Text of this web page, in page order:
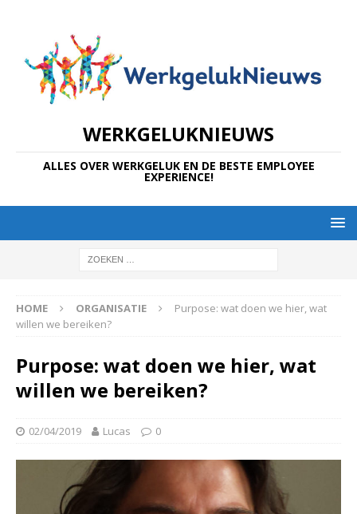
WERKGELUKNIEUWS
ALLES OVER WERKGELUK EN DE BESTE EMPLOYEE
EXPERIENCE!
HOME ORGANISATIE
Purpose: wat doen we hier, wat
willen we bereiken?
Purpose: wat doen we hier, wat
willen we bereiken?
02/04/2019 Lucas 0